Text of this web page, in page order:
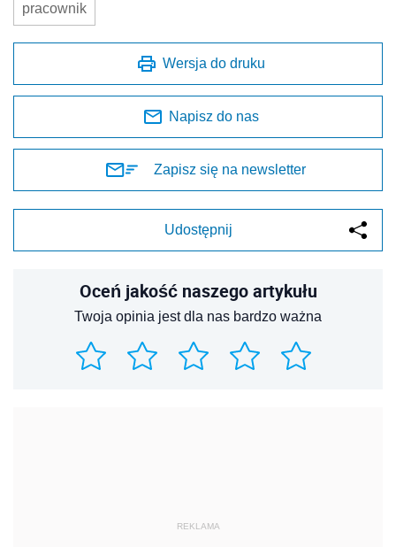
pracownik
Wersja do druku
Napisz do nas
Zapisz się na newsletter
Udostępnij
Oceń jakość naszego artykułu
Twoja opinia jest dla nas bardzo ważna
REKLAMA